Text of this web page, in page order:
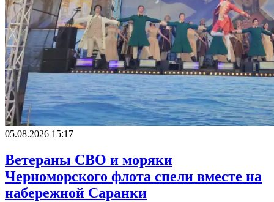
05.08.2026 15:17
Ветераны СВО и моряки
Черноморского флота спели вместе на
набережной Саранки